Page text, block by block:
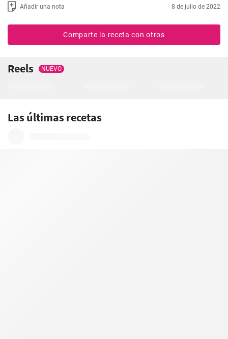
Añadir una nota 8 de julio de 2022
Comparte la receta con otros
Reels NUEVO
Las últimas recetas